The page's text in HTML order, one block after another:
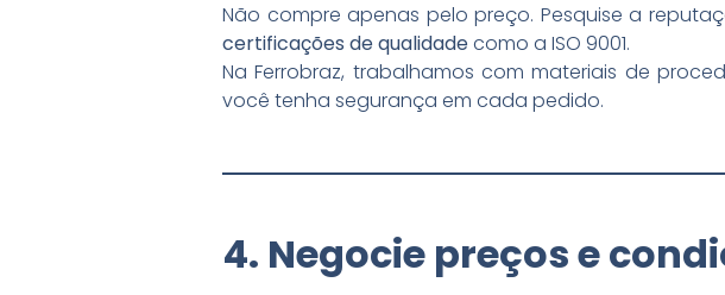
Não compre apenas pelo preço. Pesquise a
certificações de qualidadecomo a ISO 9001.
Na Ferrobraz, trabalhamos com materiais de
você tenha segurança em cada pedido.
4. Negocie preços e